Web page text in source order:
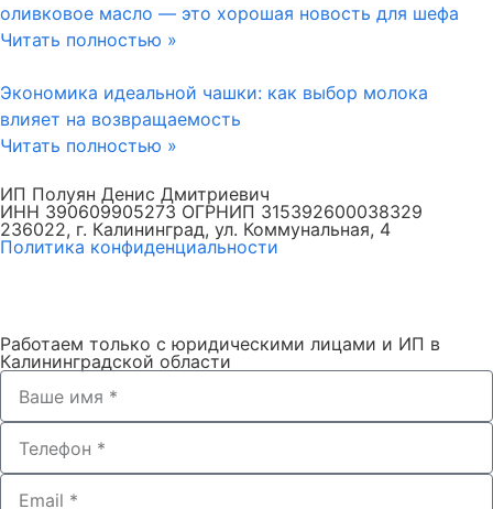
оливковое масло — это хорошая новость для шефа
Читать полностью »
Экономика идеальной чашки: как выбор молока
влияет на возвращаемость
Читать полностью »
ИП Полуян Денис Дмитриевич
ИНН 390609905273 ОГРНИП 315392600038329
236022, г. Калининград, ул. Коммунальная, 4
Политика конфиденциальности
Работаем только с юридическими лицами и ИП в
Калининградской области